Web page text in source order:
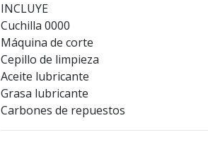
INCLUYE
Cuchilla 0000
Máquina de corte
Cepillo de limpieza
Aceite lubricante
Grasa lubricante
Carbones de repuestos